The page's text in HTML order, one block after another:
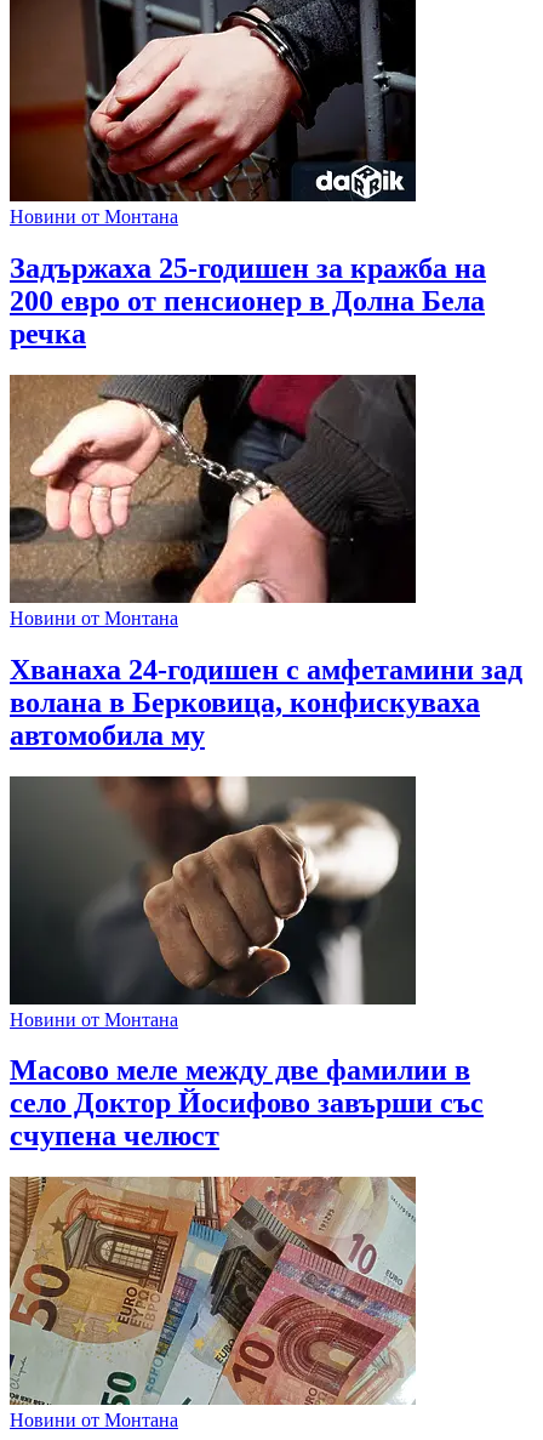
Новини от Монтана
Задържаха 25-годишен за кражба на
200 евро от пенсионер в Долна Бела
речка
Новини от Монтана
Хванаха 24-годишен с амфетамини зад
волана в Берковица, конфискуваха
автомобила му
Новини от Монтана
Масово меле между две фамилии в
село Доктор Йосифово завърши със
счупена челюст
Новини от Монтана